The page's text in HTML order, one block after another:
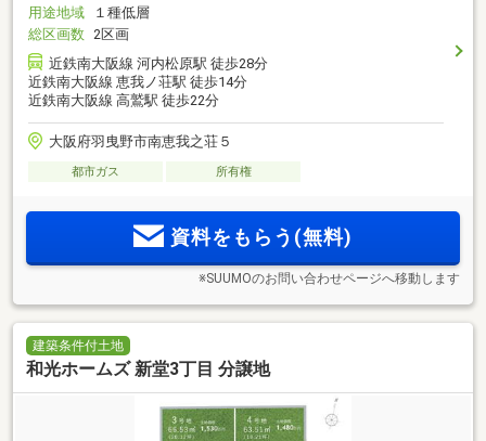
用途地域
１種低層
総区画数 2区画
近鉄南大阪線 河内松原駅 徒歩28分
近鉄南大阪線 恵我ノ荘駅 徒歩14分
近鉄南大阪線 高鷲駅 徒歩22分
大阪府羽曳野市南恵我之荘５
都市ガス 所有権
資料をもらう(無料)
※SUUMOのお問い合わせページへ移動します
建築条件付土地
和光ホームズ 新堂3丁目 分譲地